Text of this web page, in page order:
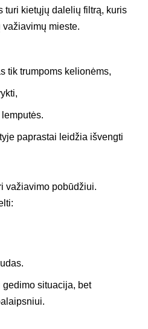
turi kietųjų dalelių filtrą, kuris
važiavimų mieste.
tik trumpoms kelionėms,
paprastai leidžia išvengti
važiavimo pobūdžiui.
situacija, bet